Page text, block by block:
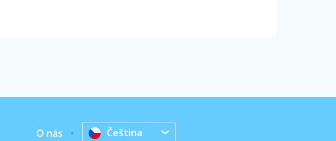
O nás Čeština